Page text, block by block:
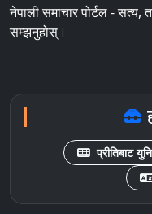
नेपाली समाचार पोर्टल - सत्य,
सम्झनुहोस्।
प्रीतिबाट